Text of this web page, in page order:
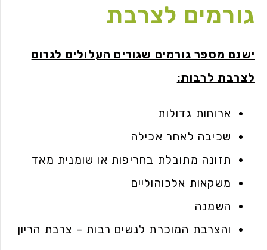
גורמים לצרבת
ישנם מספר גורמים שגורים העלולים לגרום
לצרבת לרבות:
ארוחות גדולות
שכיבה לאחר אכילה
תזונה מתובלת בחריפות או שומנית מאד
משקאות אלכוהוליים
השמנה
והצרבת המוכרת לנשים רבות – צרבת הריון